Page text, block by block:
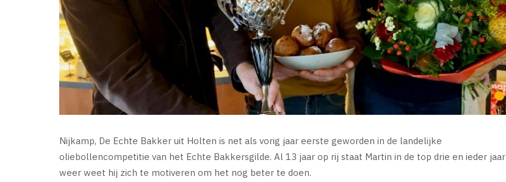
Nijkamp, De Echte Bakker uit Holten is net als vorig jaar eerste geworden in de landelijke
oliebollencompetitie van het Echte Bakkersgilde. Al 13 jaar op rij staat Martin in de top drie en ieder jaar
weer weet hij zich te motiveren om het nog beter te doen.